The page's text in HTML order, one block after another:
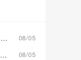
紧急预警｜远航DAO Voyage：8月下旬长沙启动大会，旧盘团队平移，RWA+大宗商品包装——又是庞氏滚盘的老剧本
08/05
紧急预警｜极光星链Aurora Star：AI算力包装下的快盘骗局，认购即入坑 08/05